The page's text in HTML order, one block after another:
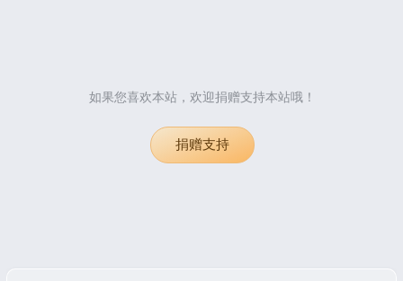
如果您喜欢本站，欢迎捐赠支持本站哦！
捐赠支持